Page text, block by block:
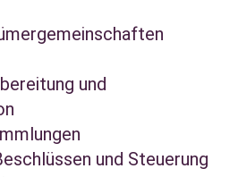
und
und Steuerung